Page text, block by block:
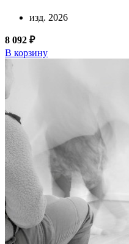
изд. 2026
8 092 ₽
В корзину